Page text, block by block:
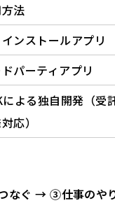
法
ンストールアプリ
パーティアプリ
よる独自開発（受
応）
なぐ → ③仕事のや